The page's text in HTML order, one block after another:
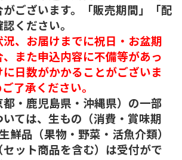
ございます。「販売期間」「配
ください。
、お届けまでに祝日・お盆期
また申込内容に不備等があっ
日数がかかることがございま
了承ください。
・鹿児島県・沖縄県）の一部
ては、生もの（消費・賞味期
鮮品（果物・野菜・活魚介類）
ット商品を含む）は受付がで